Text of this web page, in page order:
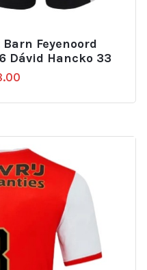
Feyenoord
Dávid Hancko 33